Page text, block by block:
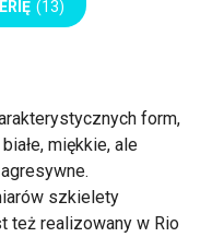
(13)
form,
miękkie, ale
szkielety
też realizowany w Rio